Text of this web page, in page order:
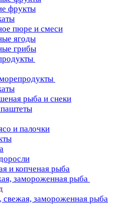
фрукты
пюре и смеси
ягоды
грибы
рыба и снеки
и палочки
и копченая рыба
замороженная рыба
свежая, замороженная рыба